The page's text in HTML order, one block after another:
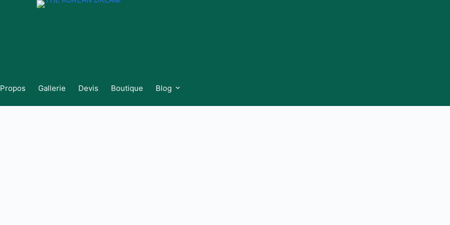
Gallerie Devis Boutique Blog